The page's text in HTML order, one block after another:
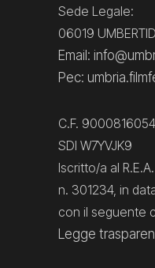
Sede Legale:
06019
Email:
Pec:
C.F.
SDI W7YVJK9
Iscritto/a al
n. 301234, in
con il seguente
Legge